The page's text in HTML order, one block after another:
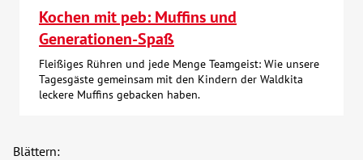
Kochen mit peb: Muffins und
Generationen-Spaß
Fleißiges Rühren und jede Menge Teamgeist: Wie unsere
Tagesgäste gemeinsam mit den Kindern der Waldkita
leckere Muffins gebacken haben.
Blättern: